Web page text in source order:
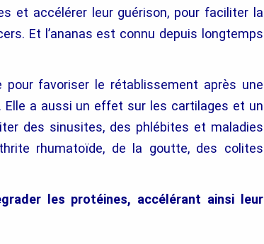
et accélérer leur guérison, pour faciliter la
Et l’ananas est connu depuis longtemps
favoriser le rétablissement après une
Elle a aussi un effet sur les cartilages et un
des sinusites, des phlébites et maladies
rhumatoïde, de la goutte, des colites
les protéines, accélérant ainsi leur